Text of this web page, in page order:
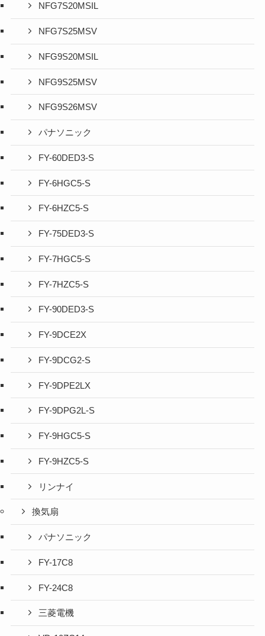
NFG7S20MSIL
NFG7S25MSV
NFG9S20MSIL
NFG9S25MSV
NFG9S26MSV
パナソニック
FY-60DED3-S
FY-6HGC5-S
FY-6HZC5-S
FY-75DED3-S
FY-7HGC5-S
FY-7HZC5-S
FY-90DED3-S
FY-9DCE2X
FY-9DCG2-S
FY-9DPE2LX
FY-9DPG2L-S
FY-9HGC5-S
FY-9HZC5-S
リンナイ
換気扇
パナソニック
FY-17C8
FY-24C8
三菱電機